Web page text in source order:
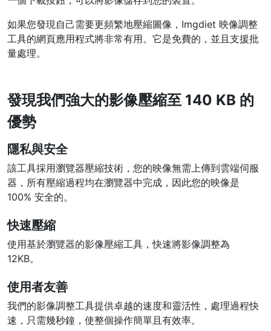
合併PDF檔案以建立單個PDF文件
PDF 拆分 New
我們的PDF拆分器允許您將PDF中的選定頁面拆分為單個檔案
在幾秒鐘內從PDF文件中獲取所有影象
刪除PDF頁數
更多工具
如果您發現自己需要更頻繁地壓縮圖像，Imgdiet 映像調整
工具的網頁應用程式將非常有用。它是免費的，並且支援批
量處理。
發現我們強大的影像壓縮至 140 KB 的
優勢
隱私與安全
該工具採用瀏覽器壓縮技術，您的映像無需上傳到雲端伺服
器，所有壓縮過程均在瀏覽器中完成，因此您的映像是
100% 安全的。
快速壓縮
使用基於瀏覽器的影像壓縮工具，快速將影像調整為
12KB。
使用者友善
我們的影像調整工具提供卓越的速度和靈活性，處理過程快
速，只需幾秒鐘，使整個操作簡單且有效率。